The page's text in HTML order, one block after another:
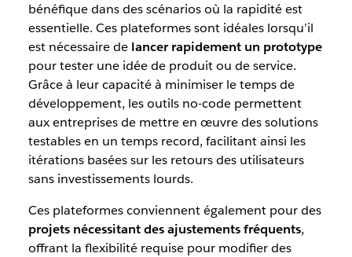
bénéfique dans des scénarios où la rapidité est
essentielle. Ces plateformes sont idéales lorsqu’il
est nécessaire de lancer rapidement un prototype
pour tester une idée de produit ou de service.
Grâce à leur capacité à minimiser le temps de
développement, les outils no-code permettent
aux entreprises de mettre en œuvre des solutions
testables en un temps record, facilitant ainsi les
itérations basées sur les retours des utilisateurs
sans investissements lourds.
Ces plateformes conviennent également pour des
projets nécessitant des ajustements fréquents,
offrant la flexibilité requise pour modifier des